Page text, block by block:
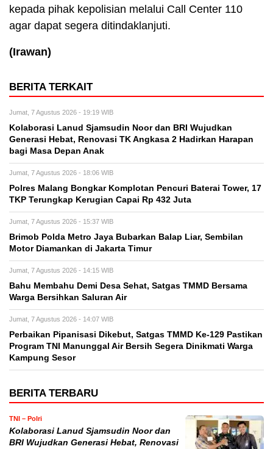
kepada pihak kepolisian melalui Call Center 110
agar dapat segera ditindaklanjuti.
(Irawan)
BERITA TERKAIT
Jumat, 7 Agustus 2026 - 19:19 WIB
Kolaborasi Lanud Sjamsudin Noor dan BRI Wujudkan
Generasi Hebat, Renovasi TK Angkasa 2 Hadirkan Harapan
bagi Masa Depan Anak
Jumat, 7 Agustus 2026 - 18:06 WIB
Polres Malang Bongkar Komplotan Pencuri Baterai Tower, 17
TKP Terungkap Kerugian Capai Rp 432 Juta
Jumat, 7 Agustus 2026 - 15:37 WIB
Brimob Polda Metro Jaya Bubarkan Balap Liar, Sembilan
Motor Diamankan di Jakarta Timur
Jumat, 7 Agustus 2026 - 14:15 WIB
Bahu Membahu Demi Desa Sehat, Satgas TMMD Bersama
Warga Bersihkan Saluran Air
Jumat, 7 Agustus 2026 - 14:07 WIB
Perbaikan Pipanisasi Dikebut, Satgas TMMD Ke-129 Pastikan
Program TNI Manunggal Air Bersih Segera Dinikmati Warga
Kampung Sesor
BERITA TERBARU
TNI – Polri
Kolaborasi Lanud Sjamsudin Noor dan
BRI Wujudkan Generasi Hebat, Renovasi